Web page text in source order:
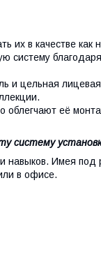
их в качестве как
систему
и цельная лицевая
её
систему
навыков. Имея под
в офисе.